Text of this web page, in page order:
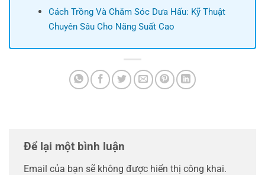
Cách Trồng Và Chăm Sóc Dưa Hấu: Kỹ Thuật
Chuyên Sâu Cho Năng Suất Cao
Để lại một bình luận
Email của bạn sẽ không được hiển thị công khai.